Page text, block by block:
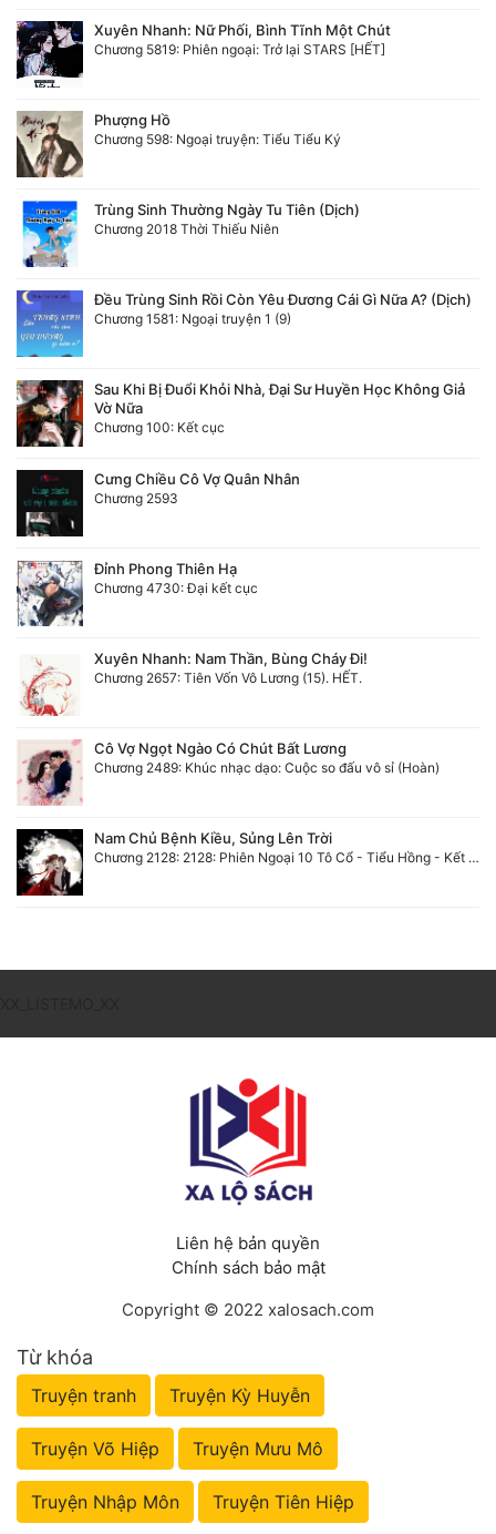
Xuyên Nhanh: Nữ Phối, Bình Tĩnh Một Chút
Chương 5819: Phiên ngoại: Trở lại STARS [HẾT]
Phượng Hồ
Chương 598: Ngoại truyện: Tiểu Tiểu Ký
Trùng Sinh Thường Ngày Tu Tiên (Dịch)
Chương 2018 Thời Thiếu Niên
Đều Trùng Sinh Rồi Còn Yêu Đương Cái Gì Nữa A? (Dịch)
Chương 1581: Ngoại truyện 1 (9)
Sau Khi Bị Đuổi Khỏi Nhà, Đại Sư Huyền Học Không Giả
Vờ Nữa
Chương 100: Kết cục
Cưng Chiều Cô Vợ Quân Nhân
Chương 2593
Đỉnh Phong Thiên Hạ
Chương 4730: Đại kết cục
Xuyên Nhanh: Nam Thần, Bùng Cháy Đi!
Chương 2657: Tiên Vốn Vô Lương (15). HẾT.
Cô Vợ Ngọt Ngào Có Chút Bất Lương
Chương 2489: Khúc nhạc dạo: Cuộc so đấu vô sỉ (Hoàn)
Nam Chủ Bệnh Kiều, Sủng Lên Trời
Chương 2128: 2128: Phiên Ngoại 10 Tô Cổ - Tiểu Hồng - Kết Thúc
Liên hệ bản quyền
Chính sách bảo mật
Copyright © 2022 xalosach.com
Từ khóa
Truyện tranh Truyện Kỳ Huyễn
Truyện Võ Hiệp Truyện Mưu Mô
Truyện Nhập Môn Truyện Tiên Hiệp